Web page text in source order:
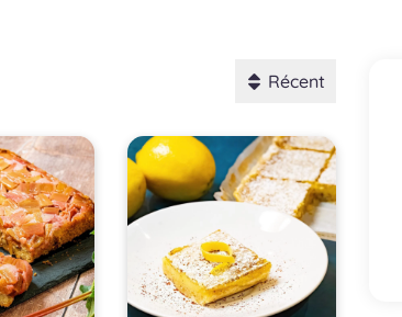
Récent